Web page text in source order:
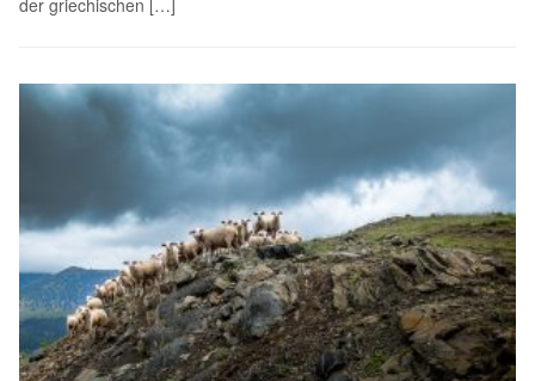
der griechischen […]